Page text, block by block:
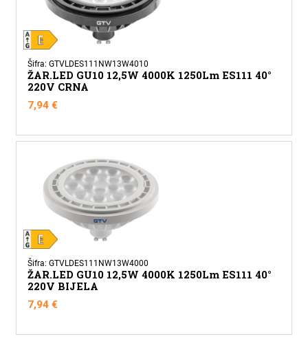
Šifra: GTVLDES111NW13W4010
ŽAR.LED GU10 12,5W 4000K 1250Lm ES111 40°
220V CRNA
7,94€
Šifra: GTVLDES111NW13W4000
ŽAR.LED GU10 12,5W 4000K 1250Lm ES111 40°
220V BIJELA
7,94€